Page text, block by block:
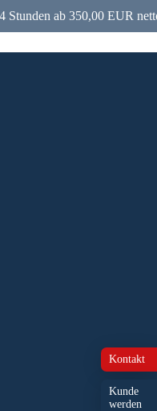
ab 350,00 EUR
Kontakt
Kunde
werden